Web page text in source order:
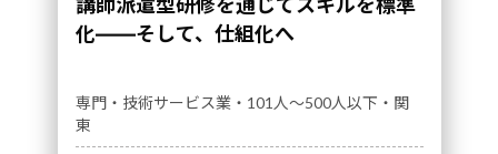
化――そして、仕組化へ
専門・技術サービス業・101人～500人以下・関
東